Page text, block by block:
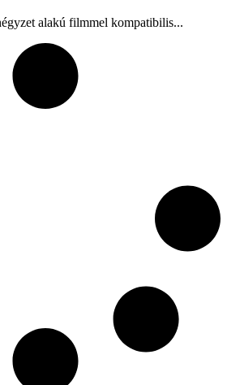
alakú filmmel kompatibilis...